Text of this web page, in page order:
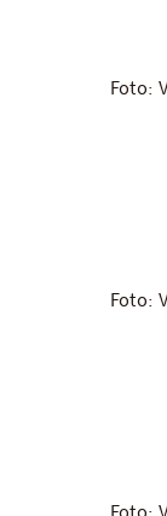
Foto:
Foto: